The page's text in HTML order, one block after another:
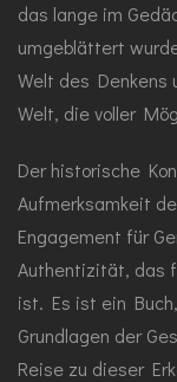
das lange im
umgeblättert
Welt des Denkens
Welt, die voller
Der historische
Aufmerksamkeit
Engagement für
Authentizität, das
ist. Es ist ein
Grundlagen der
Reise zu dieser